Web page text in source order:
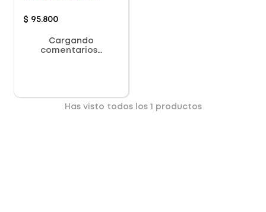
$ 95.800
Cargando
comentarios…
Has visto todos los productos